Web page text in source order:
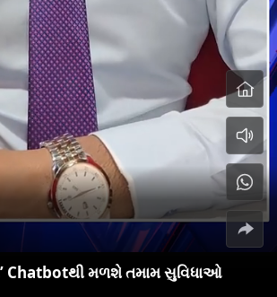
Chatbotથી મળશે તમામ સુવિધાઓ